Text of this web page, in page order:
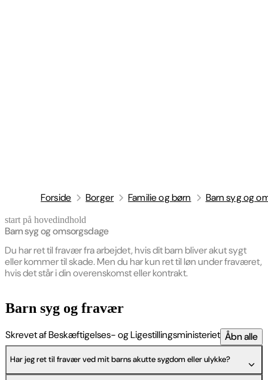
Forside Borger Familie og børn Barn syg og
start på hovedindhold
Barn syg og omsorgsdage
Du har ret til fravær fra arbejdet, hvis dit barn bliver akut sygt
eller kommer til skade. Men du har kun ret til løn under fraværet,
hvis det står i din overenskomst eller kontrakt.
senest opdateret 30. april 2026
Barn syg og fravær
Skrevet af Beskæftigelses- og Ligestillingsministeriet Åbn alle
Har jeg ret til fravær ved mit barns akutte sygdom eller ulykke?